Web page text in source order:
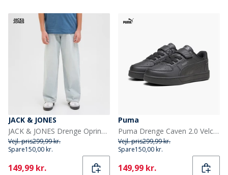
JACK & JONES
JACK & JONES Drenge Oprindelse Vide Ben Jeans Blue Denim
Vejl. pris299,99 kr.
Spare150,00 kr.
Current
149,99 kr.
Puma
Puma Drenge Caven 2.0 Velcro Træningssko Sort/Dark Grey
Vejl. pris299,99 kr.
Spare150,00 kr.
Current
149,99 kr.